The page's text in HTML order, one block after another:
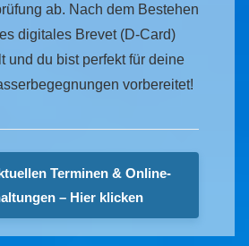
ab. Nach dem Bestehen
digitales Brevet (D-Card)
und du bist perfekt für deine
vorbereitet!
Terminen & Online-
– Hier klicken